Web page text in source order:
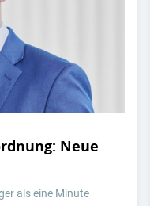
Neue
als eine Minute